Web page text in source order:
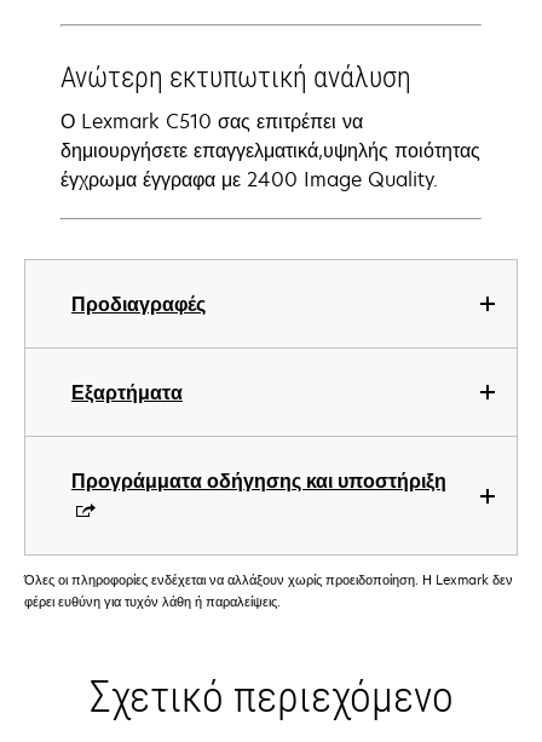
Προδιαγραφές
Εξαρτήματα
Προγράμματα οδήγησης και υποστήριξη
Ανώτερη εκτυπωτική ανάλυση
Ο Lexmark C510 σας επιτρέπει να
δημιουργήσετε επαγγελματικά,υψηλής ποιότητας
έγχρωμα έγγραφα με 2400 Image Quality.
Όλες οι πληροφορίες ενδέχεται να αλλάξουν χωρίς προειδοποίηση. Η Lexmark δεν
φέρει ευθύνη για τυχόν λάθη ή παραλείψεις.
Σχετικό περιεχόμενο